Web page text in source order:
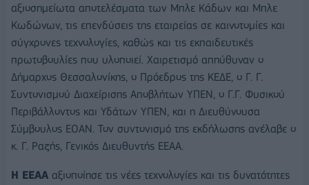
αξιοσημείωτα αποτελέσματα των Μπλε Κάδων και Μπλε
Κωδώνων, τις επενδύσεις της εταιρείας σε καινοτομίες και
σύγχρονες τεχνολογίες, καθώς και τις εκπαιδευτικές
πρωτοβουλίες που υλοποιεί. Χαιρετισμό απηύθυναν ο
Δήμαρχος Θεσσαλονίκης, ο Πρόεδρος της ΚΕΔΕ, ο Γ. Γ.
Συντονισμού Διαχείρισης Αποβλήτων ΥΠΕΝ, ο Γ.Γ. Φυσικού
Περιβάλλοντος και Υδάτων ΥΠΕΝ, και η Διευθύνουσα
Σύμβουλος ΕΟΑΝ. Τον συντονισμό της εκδήλωσης ανέλαβε ο
κ. Γ. Ραζής, Γενικός Διευθυντής ΕΕΑΑ.
Η ΕΕΑΑ αξιοποίησε τις νέες τεχνολογίες και τις δυνατότητες